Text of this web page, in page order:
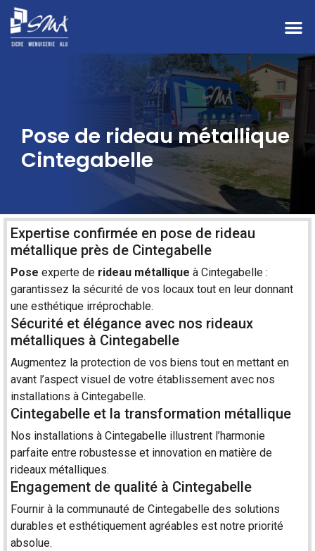
Pose de rideau métallique
Cintegabelle
Expertise confirmée en pose de rideau
métallique près de Cintegabelle
Pose experte de rideau métallique à Cintegabelle :
garantissez la sécurité de vos locaux tout en leur donnant
une esthétique irréprochable.
Sécurité et élégance avec nos rideaux
métalliques à Cintegabelle
Augmentez la protection de vos biens tout en mettant en
avant l’aspect visuel de votre établissement avec nos
installations à Cintegabelle.
Cintegabelle et la transformation métallique
Nos installations à Cintegabelle illustrent l’harmonie
parfaite entre robustesse et innovation en matière de
rideaux métalliques.
Engagement de qualité à Cintegabelle
Fournir à la communauté de Cintegabelle des solutions
durables et esthétiquement agréables est notre priorité
absolue.